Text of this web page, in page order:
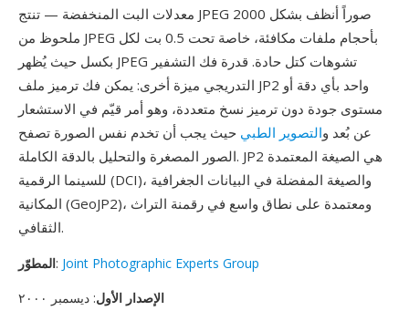
معدلات البت المنخفضة — تنتج JPEG 2000 صوراً أنظف بشكل
ملحوظ من JPEG بأحجام ملفات مكافئة، خاصة تحت 0.5 بت لكل
بكسل حيث يُظهر JPEG تشوهات كتل حادة. قدرة فك التشفير
التدريجي ميزة أخرى: يمكن فك ترميز ملف JP2 واحد بأي دقة أو
مستوى جودة دون ترميز نسخ متعددة، وهو أمر قيّم في الاستشعار
عن بُعد والتصوير الطبي حيث يجب أن تخدم نفس الصورة تصفح
الصور المصغرة والتحليل بالدقة الكاملة. JP2 هي الصيغة المعتمدة
للسينما الرقمية (DCI)، والصيغة المفضلة في البيانات الجغرافية
المكانية (GeoJP2)، ومعتمدة على نطاق واسع في رقمنة التراث
الثقافي.
المطوّر: Joint Photographic Experts Group
الإصدار الأول: ديسمبر ٢٠٠٠